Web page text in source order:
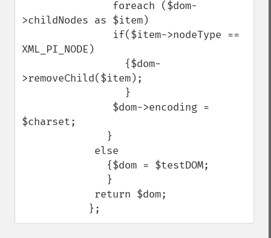
>childNodes as $item)
XML_PI_NODE)
>removeChild($item);
$charset;
           };